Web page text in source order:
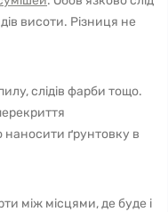
висоти. Різниця не
слідів фарби тощо.
ґрунтовку в
між місцями, де буде і